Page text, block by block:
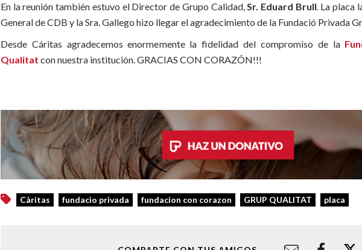
En la reunión también estuvo el Director de Grupo Calidad,Sr. Eduard Brull. La placa
General de CDB y la Sra. Gallego hizo llegar el agradecimiento de la Fundació Privada
Desde Cáritas agradecemos enormemente la fidelidad del compromiso de la
Qualitat con nuestra institución. GRACIAS CON CORAZÓN!!!
Càritas fundacio privada fundacion con corazon GRUP QUALITAT placa